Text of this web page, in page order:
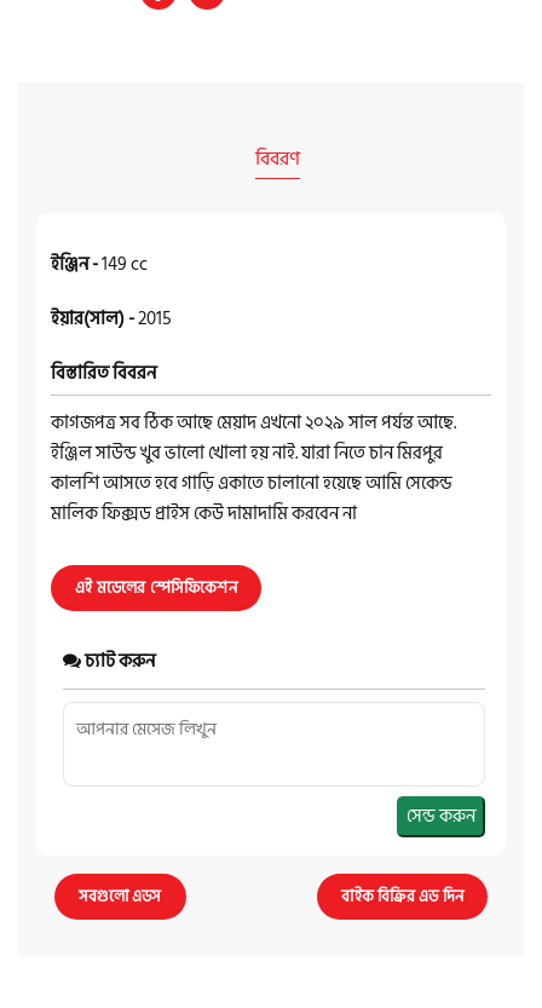
বিবরণ
ইঞ্জিন -149 cc
ইয়ার(সাল) -2015
বিস্তারিত বিবরন
কাগজপত্র সব ঠিক আছে মেয়াদ এখনো ২০২৯ সাল পর্যন্ত আছে.
ইঞ্জিল সাউন্ড খুব ভালো খোলা হয় নাই. যারা নিতে চান মিরপুর
কালশি আসতে হবে গাড়ি একাতে চালানো হয়েছে আমি সেকেন্ড
মালিক ফিক্সড প্রাইস কেউ দামাদামি করবেন না
এই মডেলের স্পেসিফিকেশন
চ্যাট করুন
সেন্ড করুন
সবগুলো এডস বাইক বিক্রির এড দিন